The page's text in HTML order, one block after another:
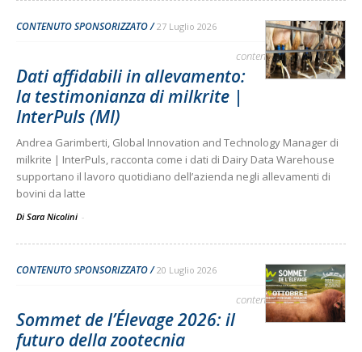
CONTENUTO SPONSORIZZATO 27 Luglio 2026
contenuto sponsorizzato
Dati affidabili in allevamento:
la testimonianza di milkrite |
InterPuls (MI)
Andrea Garimberti, Global Innovation and Technology Manager di
milkrite | InterPuls, racconta come i dati di Dairy Data Warehouse
supportano il lavoro quotidiano dell’azienda negli allevamenti di
bovini da latte
Di Sara Nicolini -
CONTENUTO SPONSORIZZATO 20 Luglio 2026
contenuto sponsorizzato
Sommet de l’Élevage 2026: il
futuro della zootecnia